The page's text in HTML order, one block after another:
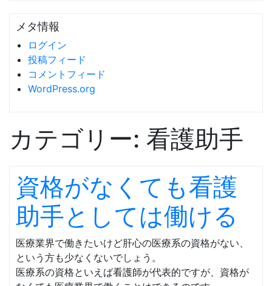
メタ情報
ログイン
投稿フィード
コメントフィード
WordPress.org
カテゴリー: 看護助手
資格がなくても看護
助手としては働ける
医療業界で働きたいけど肝心の医療系の資格がない、
という方も少なくないでしょう。
医療系の資格といえば看護師が代表的ですが、資格が